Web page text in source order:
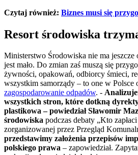
Czytaj również: Biznes musi się
Resort środowiska
Ministerstwo Środowiska nie ma jeszcze
jest mało. Do zmian zaś muszą się
żywności, opakowań, odbiorcy śmieci,
wszystkim samorządy – to one w Polsce
zagospodarowanie odpadów. -
wszystkich stron, które dotkną
plastikowa – powiedział Sławomir
środowiska podczas debaty „Kto
zorganizowanej przez Przegląd
przedstawimy założenia przepisów
polskiego prawa – zapowiedział.